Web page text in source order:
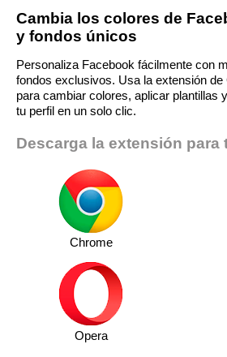
Cambia los colores de
y fondos únicos
Personaliza Facebook fácilmente con
fondos exclusivos. Usa la extensión de
para cambiar colores, aplicar plantillas
tu perfil en un solo clic.
Descarga la extensión para
Chrome
Opera